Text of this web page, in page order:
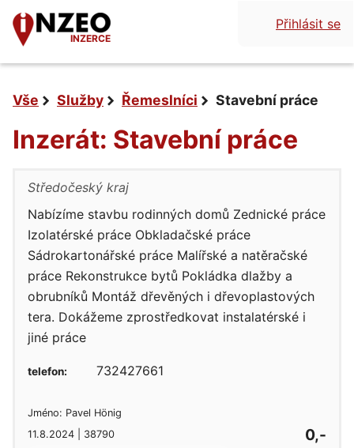
INZERCE
Přihlásit se
Vše Služby Řemeslníci Stavební práce
Inzerát: Stavební práce
Středočeský kraj
Nabízíme stavbu rodinných domů Zednické práce
Izolatérské práce Obkladačské práce
Sádrokartonářské práce Malířské a natěračské
práce Rekonstrukce bytů Pokládka dlažby a
obrubníků Montáž dřevěných i dřevoplastových
tera. Dokážeme zprostředkovat instalatérské i
jiné práce
Jméno: Pavel Hönig
11.8.2024 | 38790
0,-
telefon: 732427661